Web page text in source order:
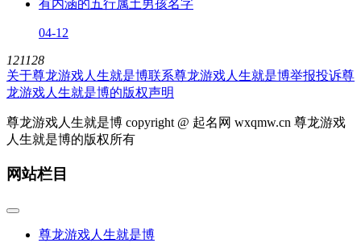
有内涵的五行属土男孩名字
04-12
121128
关于尊龙游戏人生就是博联系尊龙游戏人生就是博举报投诉尊
龙游戏人生就是博的版权声明
尊龙游戏人生就是博 copyright @ 起名网 wxqmw.cn 尊龙游戏
人生就是博的版权所有
网站栏目
尊龙游戏人生就是博